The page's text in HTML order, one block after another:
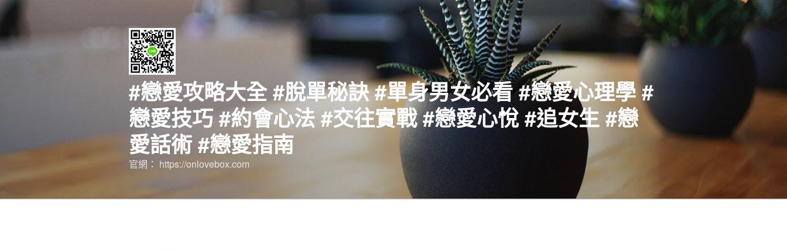
跳
至
主
要
#戀愛攻略大全 #脫單秘訣 #單身男女必看 #戀愛心理學 #
戀愛技巧 #約會心法 #交往實戰 #戀愛心悅 #追女生 #戀
愛話術 #戀愛指南
官網： https://onlovebox.com